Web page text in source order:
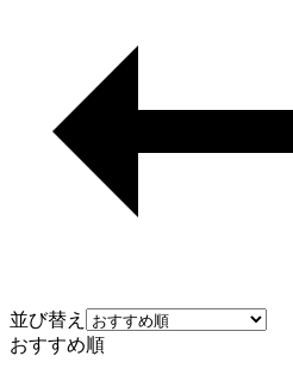
並び替え
おすすめ順